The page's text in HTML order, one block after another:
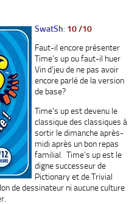
SwatSh: 10 /10
Faut-il encore présenter
Time’s up ou faut-il huer
Vin d’jeu de ne pas avoir
encore parlé de la version
de base?
Time’s up est devenu le
classique des classiques à
sortir le dimanche après-
midi après un bon repas
familial. Time’s up est le
digne successeur de
Pictionary et de Trivial
de dessinateur ni aucune culture